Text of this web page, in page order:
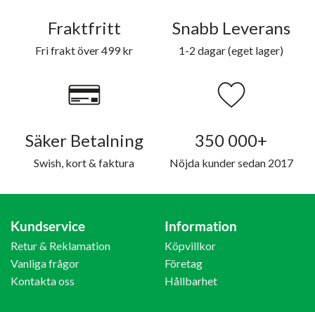
Fraktfritt
Fri frakt över 499 kr
Snabb Leverans
1-2 dagar (eget lager)
Säker Betalning
Swish, kort & faktura
350 000+
Nöjda kunder sedan 2017
Kundservice
Retur & Reklamation
Vanliga frågor
Kontakta oss
Information
Köpvillkor
Företag
Hållbarhet